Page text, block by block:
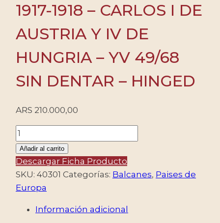
1917-1918 – CARLOS I DE
AUSTRIA Y IV DE
HUNGRIA – YV 49/68
SIN DENTAR – HINGED
ARS 210.000,00
AUSTRIA
HUNGRIA/SELLOS,
1917-
1918
-
Añadir al carrito
Descargar Ficha Producto
SKU: 40301 Categorías: Balcanes, Paises de
Europa
Información adicional